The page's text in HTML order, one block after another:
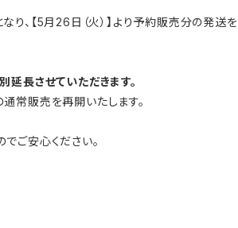
、【5月26日（火）】より予約販売分の発送を
延長させていただきます。
常販売を再開いたします。
ご安心ください。